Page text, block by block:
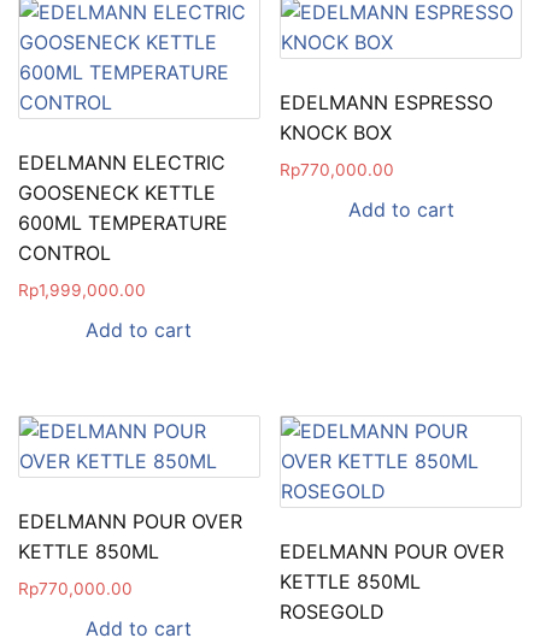
EDELMANN ELECTRIC
GOOSENECK KETTLE
600ML TEMPERATURE
CONTROL
Rp1,999,000.00
Add to cart
EDELMANN ESPRESSO
KNOCK BOX
Rp770,000.00
Add to cart
EDELMANN POUR OVER
KETTLE 850ML
Rp770,000.00
Add to cart
EDELMANN POUR OVER
KETTLE 850ML
ROSEGOLD